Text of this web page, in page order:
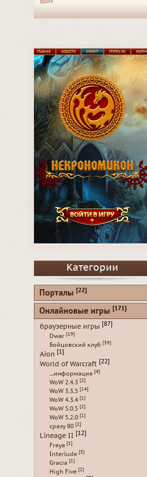
Категории
Порталы [22]
Онлайновые игры [171]
браузерные игры [87]
Dwar [19]
Бойцовский клуб [39]
Aion [1]
World of Warcraft [22]
...информация [4]
WoW 2.4.3 [2]
WoW 3.3.5 [14]
WoW 4.3.4 [1]
WoW 5.0.5 [2]
WoW 5.2.0 [1]
сразу 80 [2]
Lineage II [12]
Freya [1]
Interlude [3]
Gracia [1]
High Five [2]